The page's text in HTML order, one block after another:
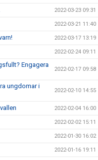
2022-03-23 09:31
2022-03-21 11:40
2022-03-17 13:19
2022-02-24 09:11
Engagera
2022-02-17 09:58
ungdomar i
2022-02-10 14:55
2022-02-04 16:00
2022-02-02 15:11
2022-01-30 16:02
2022-01-16 19:11